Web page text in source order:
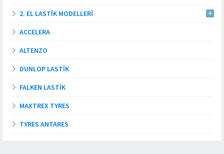
2. EL LASTIK MODELLERI
ACCELERA
ALTENZO
DUNLOP LASTIK
FALKEN LASTIK
MAXTREX TYRES
TYRES ANTARES